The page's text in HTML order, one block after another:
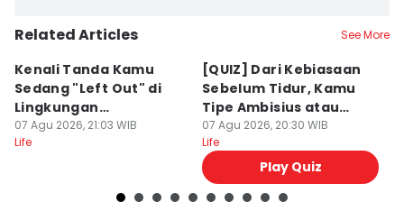
Related Articles See More
Kenali Tanda Kamu
Sedang "Left Out" di
Lingkungan
Pertemanan
07 Agu 2026, 21:03 WIB
Life
[QUIZ] Dari Kebiasaan
Sebelum Tidur, Kamu
Tipe Ambisius atau
Santai?
07 Agu 2026, 20:30 WIB
Life
Play Quiz